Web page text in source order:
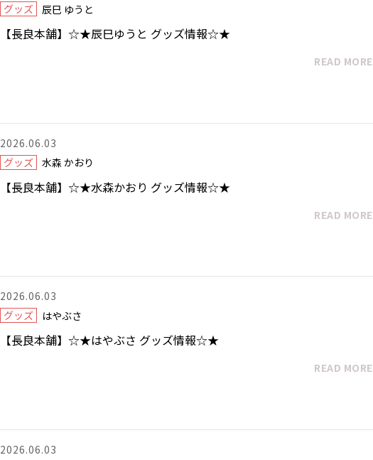
グッズ
辰巳 ゆうと
【長良本舗】☆★辰巳ゆうと グッズ情報☆★
READ MORE
2026.06.03
グッズ
水森 かおり
【長良本舗】☆★水森かおり グッズ情報☆★
READ MORE
2026.06.03
グッズ
はやぶさ
【長良本舗】☆★はやぶさ グッズ情報☆★
READ MORE
2026.06.03